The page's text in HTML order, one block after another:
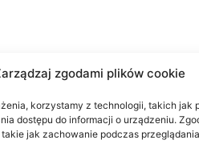
zgodami plików cookie
korzystamy z technologii, takich jak
dostępu do informacji o urządzeniu.
jak zachowanie podczas